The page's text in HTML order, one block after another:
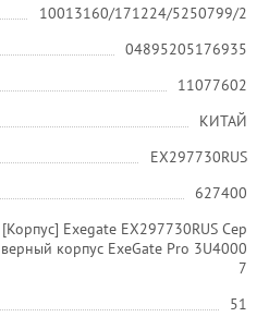
10013160/171224/5250799/2
04895205176935
11077602
КИТАЙ
EX297730RUS
627400
[Корпус] Exegate EX297730RUS Сер
верный корпус ExeGate Pro 3U4000
7
51